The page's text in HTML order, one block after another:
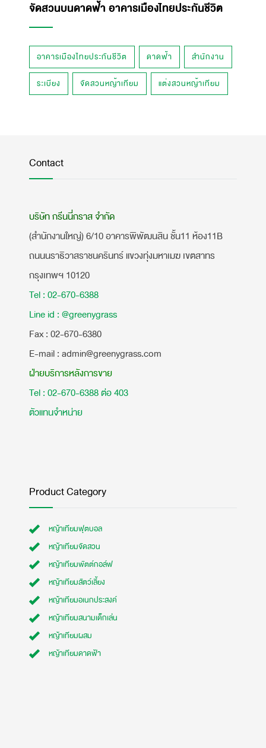
จัดสวนบนดาดฟ้า อาคารเมืองไทยประกันชีวิต
อาคารเมืองไทยประกันชีวิต ดาดฟ้า สำนักงาน
ระเบียง จัดสวนหญ้าเทียม แต่งสวนหญ้าเทียม
Contact
บริษัท กรีนนี่กราส จำกัด
(สำนักงานใหญ่) 6/10 อาคารพิพัฒนสิน ชั้น11 ห้อง11B
ถนนนราธิวาสราชนครินทร์ แขวงทุ่งมหาเมฆ เขตสาทร
กรุงเทพฯ 10120
Tel : 02-670-6388
Line id : @greenygrass
​Fax : 02-670-6380
E-mail : admin@greenygrass.com
ฝ่ายบริการหลังการขาย
Tel : 02-670-6388 ต่อ 403
ตัวแทนจำหน่าย
Product Category
หญ้าเทียมฟุตบอล
หญ้าเทียมจัดสวน
หญ้าเทียมพัตต์กอล์ฟ
หญ้าเทียมสัตว์เลี้ยง
หญ้าเทียมอเนกประสงค์
หญ้าเทียมสนามเด็กเล่น
หญ้าเทียมผสม
หญ้าเทียมดาดฟ้า